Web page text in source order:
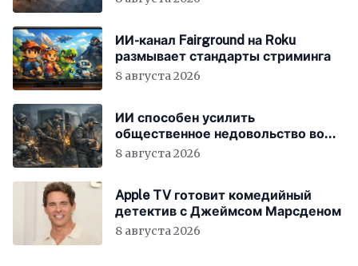
ИИ-канал Fairground на Roku
размывает стандарты стриминга
8 августа 2026
ИИ способен усилить
общественное недовольство во
всём мире
8 августа 2026
Apple TV готовит комедийный
детектив с Джеймсом Марсденом
8 августа 2026